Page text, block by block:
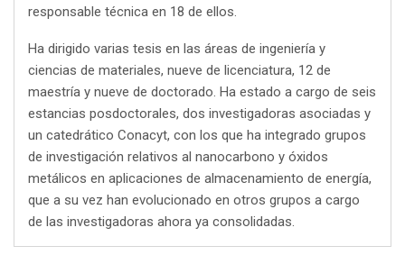
responsable técnica en 18 de ellos.
Ha dirigido varias tesis en las áreas de ingeniería y
ciencias de materiales, nueve de licenciatura, 12 de
maestría y nueve de doctorado. Ha estado a cargo de seis
estancias posdoctorales, dos investigadoras asociadas y
un catedrático Conacyt, con los que ha integrado grupos
de investigación relativos al nanocarbono y óxidos
metálicos en aplicaciones de almacenamiento de energía,
que a su vez han evolucionado en otros grupos a cargo
de las investigadoras ahora ya consolidadas.